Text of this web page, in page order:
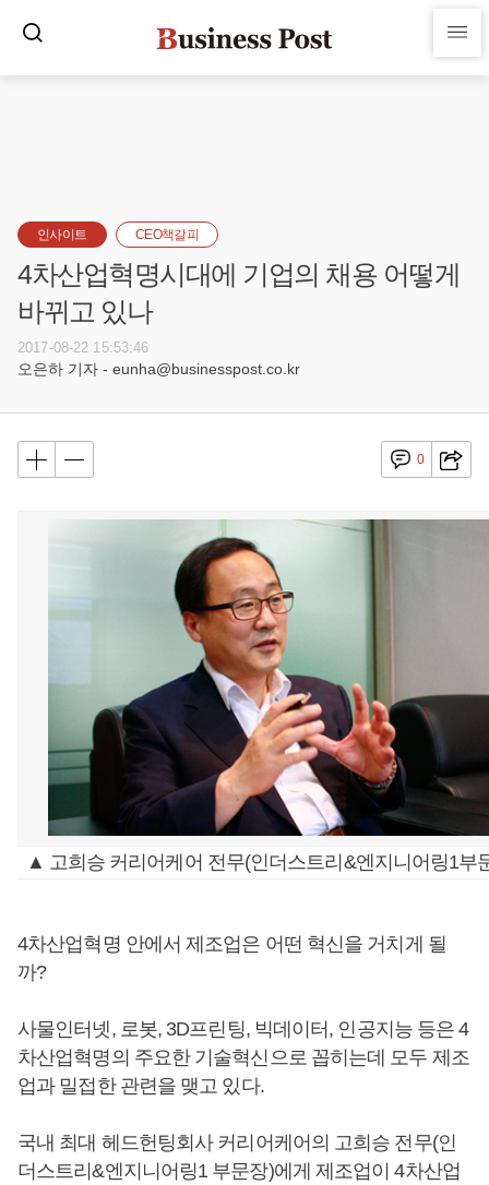
인사이트 CEO책갈피
4차산업혁명시대에 기업의 채용 어떻게
바뀌고 있나
2017-08-22 15:53:46
오은하 기자 - eunha@businesspost.co.kr
0
▲ 고희승 커리어케어 전무(인더스트리&엔지니어링1부
4차산업혁명 안에서 제조업은 어떤 혁신을 거치게 될
까?
사물인터넷, 로봇, 3D프린팅, 빅데이터, 인공지능 등은 4
차산업혁명의 주요한 기술혁신으로 꼽히는데 모두 제조
업과 밀접한 관련을 맺고 있다.
국내 최대 헤드헌팅회사 커리어케어의 고희승 전무(인
더스트리&엔지니어링1 부문장)에게 제조업이 4차산업